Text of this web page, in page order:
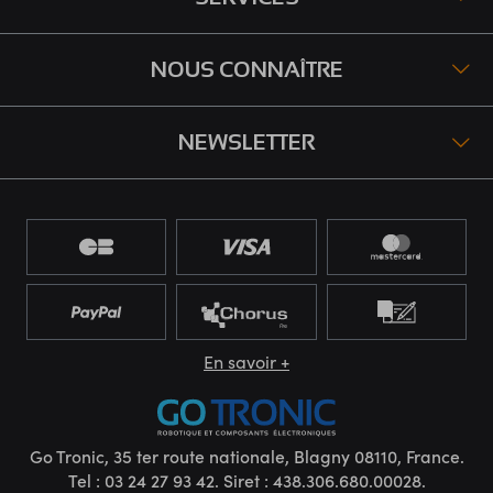
NOUS CONNAÎTRE
NEWSLETTER
En savoir +
Go Tronic, 35 ter route nationale, Blagny 08110, France.
Tel : 03 24 27 93 42. Siret : 438.306.680.00028.